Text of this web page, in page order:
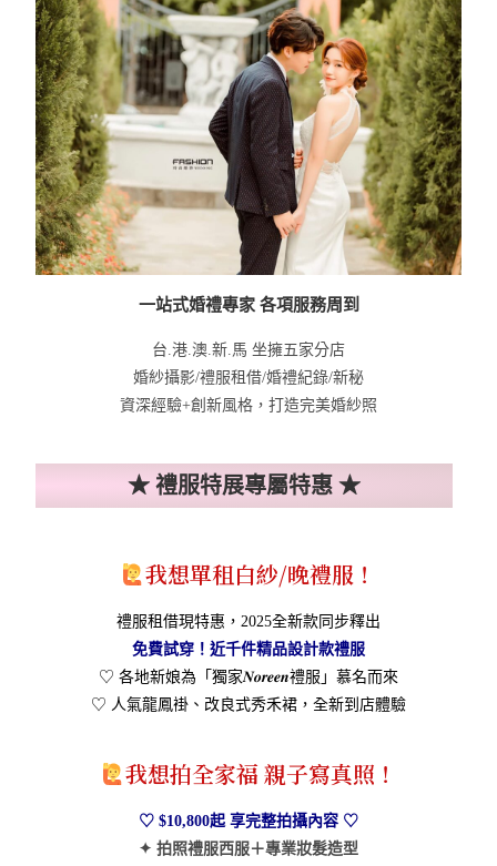
一站式婚禮專家 各項服務周到
台.港.澳.新.馬 坐擁五家分店
婚紗攝影/禮服租借/婚禮紀錄/新秘
資深經驗+創新風格，打造完美婚紗照
★ 禮服特展專屬特惠 ★​
我想單租白紗/晚禮服！
禮服租借現特惠 ，2025全新款同步釋出
免費試穿！近千件精品設計款禮服
♡ 各地新娘為「獨家𝑵𝒐𝒓𝒆𝒆𝒏禮服」慕名而來
♡ 人氣龍鳳褂、改良式秀禾裙，全新到店體驗
我想拍全家福 親子寫真照！
♡ $10,800起 享完整拍攝內容 ♡
✦ 拍照禮服西服＋專業妝髮造型